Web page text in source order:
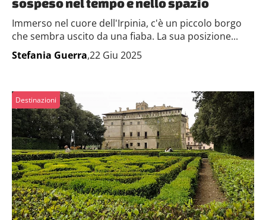
Immerso nel cuore dell'Irpinia, c'è un piccolo borgo
che sembra uscito da una fiaba. La sua posizione...
Stefania Guerra,22 Giu 2025
Destinazioni